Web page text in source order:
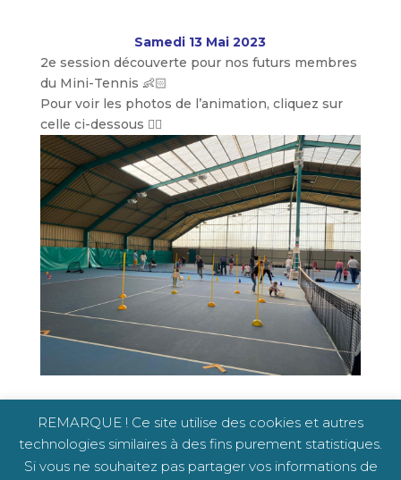
Samedi 13 Mai 2023
2e session découverte pour nos futurs membres
du Mini-Tennis 👶🏻
Pour voir les photos de l’animation, cliquez sur
celle ci-dessous 👇🏽
Copyright © TCCS 2020 -Mentions légales-
REMARQUE ! Ce site utilise des cookies et autres
technologies similaires à des fins purement statistiques.
Si vous ne souhaitez pas partager vos informations de